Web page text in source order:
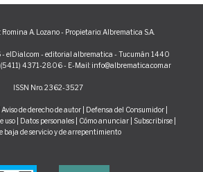
A. Lozano - Propietario: Albrematica S.A.
elDial.com - editorial albrematica - Tucumán 1440
(5411) 4371-2806 - E-Mail: info@albrematica.com.ar
ISSN Nro. 2362-3527
Aviso de derecho de autor Defensa del Consumidor
uso| Datos personales| Cómo anunciar| Subscribirse
baja de servicio y de arrepentimiento